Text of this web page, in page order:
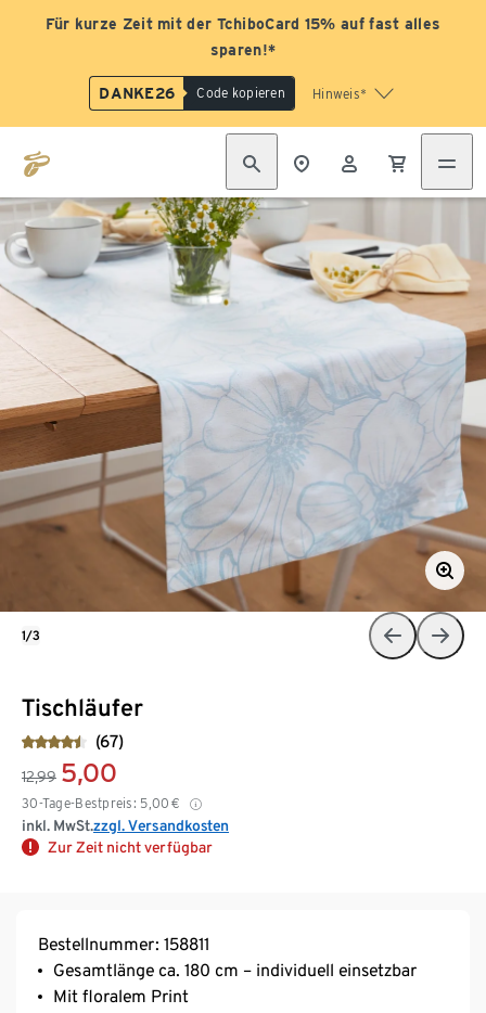
Für kurze Zeit mit der TchiboCard 15% auf fast alles
sparen!*
DANKE26 Code kopieren Hinweis*
Tischläufer
(67)
12,99 5,00
30-Tage-Bestpreis: 5,00 €
inkl. MwSt.zzgl. Versandkosten
Zur Zeit nicht verfügbar
1/3
Bestellnummer: 158811
Gesamtlänge ca. 180 cm – individuell einsetzbar
Mit floralem Print